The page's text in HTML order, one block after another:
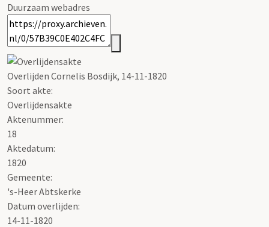
Duurzaam webadres
Overlijden Cornelis Bosdijk, 14-11-1820
Soort akte:
Overlijdensakte
Aktenummer:
18
Aktedatum:
1820
Gemeente:
's-Heer Abtskerke
Datum overlijden:
14-11-1820